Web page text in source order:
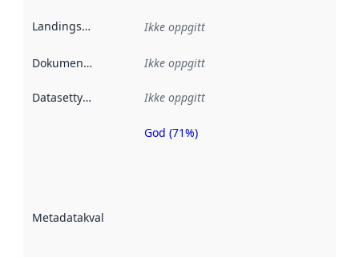
Landingsside Ikke oppgitt
Dokumentasjon Ikke oppgitt
Datasettype Ikke oppgitt
Metadatakvalitet
Metadatakvalitet
God (71%)